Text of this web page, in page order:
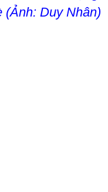
(Ảnh: Duy Nhân)